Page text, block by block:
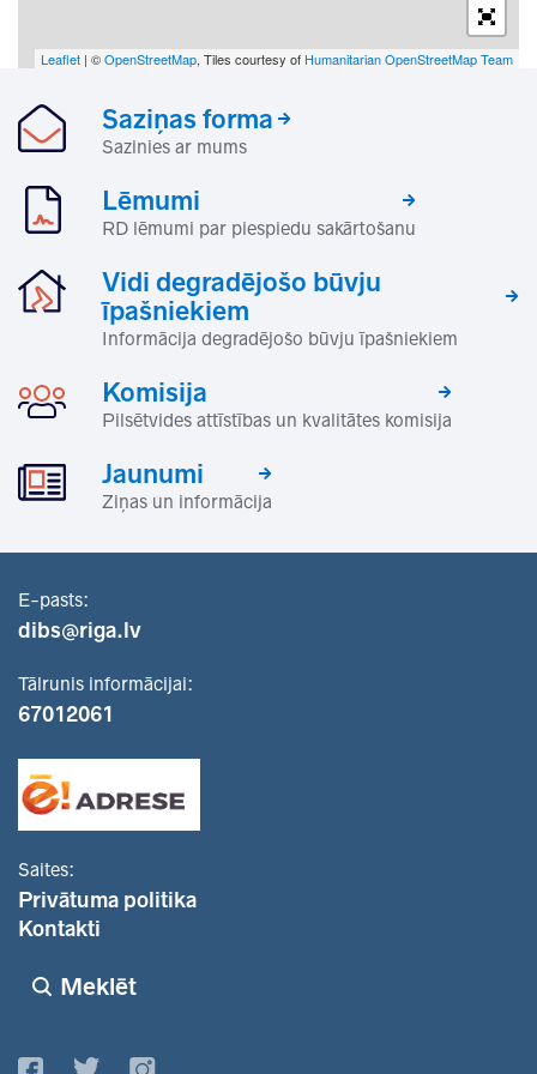
Leaflet | ©OpenStreetMap, Tiles courtesy of Humanitarian OpenStreetMap Team
Saziņas forma
Sazinies ar mums
Lēmumi
RD lēmumi par piespiedu sakārtošanu
Vidi degradējošo būvju
īpašniekiem
Informācija degradējošo būvju īpašniekiem
Komisija
Pilsētvides attīstības un kvalitātes komisija
Jaunumi
Ziņas un informācija
E-pasts:
dibs@riga.lv
Tālrunis informācijai:
67012061
Saites:
Privātuma politika
Kontakti
Meklēt